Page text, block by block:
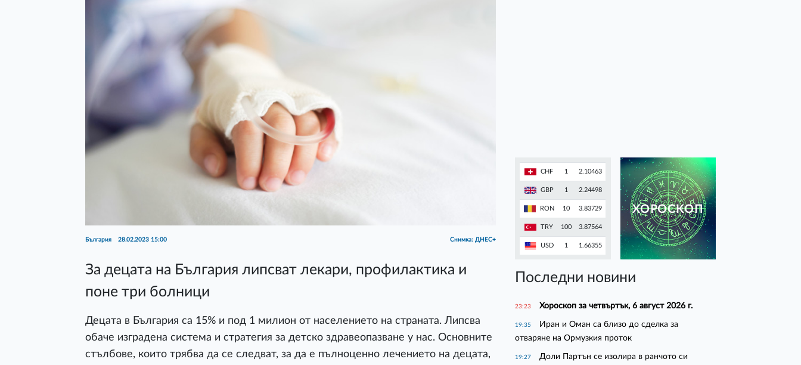
България 28.02.2023 15:00 Снимка: ДНЕС+
За децата на България липсват лекари, профилактика и
поне три болници
Децата в България са 15% и под 1 милион от населението на страната. Липсва
обаче изградена система и стратегия за детско здравеопазване у нас. Основните
стълбове, които трябва да се следват, за да е пълноценно лечението на децата,
CHF 1 2.10463
GBP 1 2.24498
RON 10 3.83729
TRY 100 3.87564
USD 1 1.66355
ХОРОСКОП
Последни новини
23:23 Хороскоп за четвъртък, 6 август 2026 г.
19:35
Иран и Оман са близо до сделка за
отваряне на Ормузкия проток
19:27
Доли Партън се изолира в ранчото си